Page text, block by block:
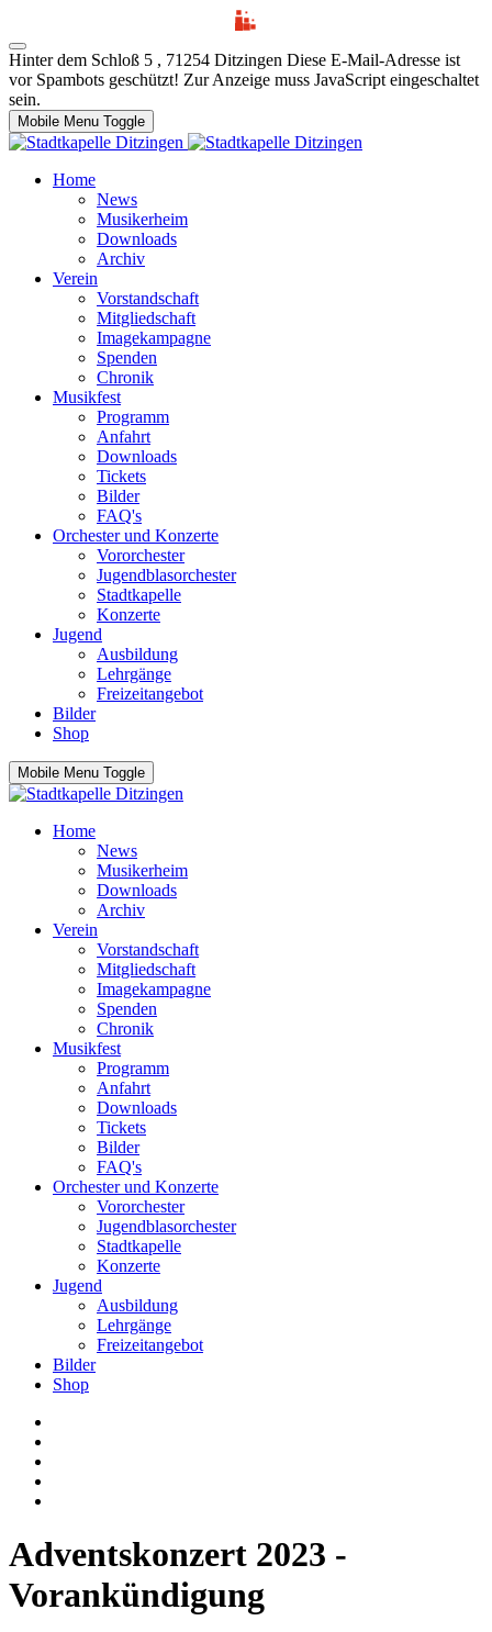
Hinter dem Schloß 5 , 71254 Ditzingen Diese E-Mail-Adresse ist
vor Spambots geschützt! Zur Anzeige muss JavaScript eingeschaltet
sein.
Mobile Menu Toggle
Home
News
Musikerheim
Downloads
Archiv
Verein
Vorstandschaft
Mitgliedschaft
Imagekampagne
Spenden
Chronik
Musikfest
Programm
Anfahrt
Downloads
Tickets
Bilder
FAQ's
Orchester und Konzerte
Vororchester
Jugendblasorchester
Stadtkapelle
Konzerte
Jugend
Ausbildung
Lehrgänge
Freizeitangebot
Bilder
Shop
Mobile Menu Toggle
Home
News
Musikerheim
Downloads
Archiv
Verein
Vorstandschaft
Mitgliedschaft
Imagekampagne
Spenden
Chronik
Musikfest
Programm
Anfahrt
Downloads
Tickets
Bilder
FAQ's
Orchester und Konzerte
Vororchester
Jugendblasorchester
Stadtkapelle
Konzerte
Jugend
Ausbildung
Lehrgänge
Freizeitangebot
Bilder
Shop
Adventskonzert 2023 -
Vorankündigung